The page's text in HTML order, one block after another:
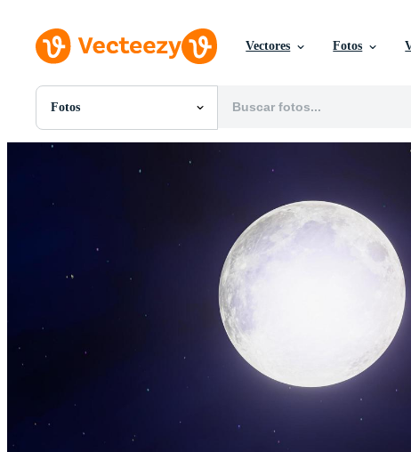
Vectores Fotos
Fotos
Todas Imágenes
Videos
Gráficos en Movimiento
Eventos Editoriales